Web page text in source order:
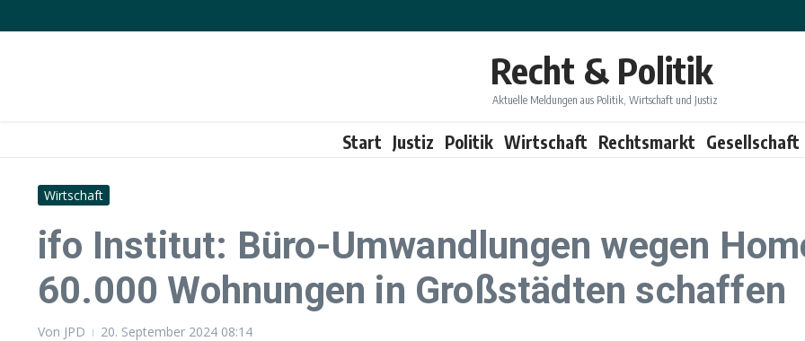
Recht & Politik
Aktuelle Meldungen aus Politik, Wirtschaft und Justiz
Start Justiz Politik Wirtschaft Rechtsmarkt Gesellschaft
Wirtschaft
ifo Institut: Büro-Umwandlungen wegen
60.000 Wohnungen in Großstädten schaffen
Von JPD 20. September 2024 08:14